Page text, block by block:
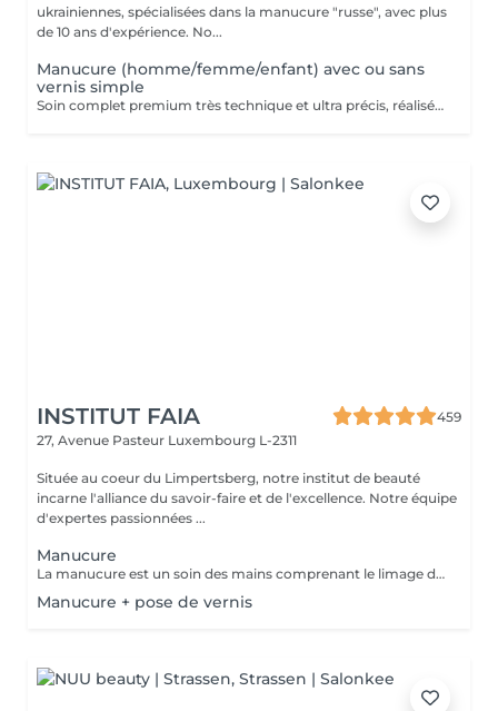
ukrainiennes, spécialisées dans la manucure "russe", avec plus
de 10 ans d'expérience. No...
Manucure (homme/femme/enfant) avec ou sans
vernis simple
Soin complet premium très technique et ultra précis, réalisé principalement à la ponceuse afin d'obtenir un contour d'ongle parfaitement net et une application du vernis au plus près, voire légèrement sous la cuticule. Cette technique permet de retarder visuellement la repousse d'environ 10 jours. Résultat visuel : -Ongles extrêmement soignés, contours nets, forme impeccable -Effet Instagram / photo studio : propre, précis, sans petites peaux apparentes Contenu de la prestation : -Dépose de l'ancien vernis semi-permanent et/ou gel (si besoin, choisissez dans cet écran svp cette option de réservation) -Préparation très minutieuse de la plaque de l'ongle -Elimination des peaux mortes -Façonner et limer les ongles -Traitement délicat des cuticules -Application d'un vernis simple transparent (si vous le souhaitez) OU application de votre propre vernis simple (si besoin, choisissez dans cet écran svp cette option de réservation) -Application d'huile pour cuticules et de crème pour les mains
INSTITUT FAIA
459
27, Avenue Pasteur Luxembourg L-2311
Située au coeur du Limpertsberg, notre institut de beauté
incarne l'alliance du savoir-faire et de l'excellence. Notre équipe
d'expertes passionnées ...
Manucure
La manucure est un soin des mains comprenant le limage des ongles, la pousse et la coupe des cuticules, massage avec crème de soin et application d'un vernis transparent si désiré.
Manucure + pose de vernis